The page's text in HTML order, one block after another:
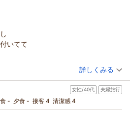
丸亀をご利用いただきまして誠に
滞在に関しまして、ご満足頂けたよ
存じます。 今後も、お客様により
指して参りますので、またお近く
テルをご利用くださいませ。また
心からお待ち申し上げております。
（返信日：2026/06/23）
いてて
で隣の音も気にならず 落ち着いて
（投稿日：2026/05/07）
婦旅行)
ジネスや観光の拠点に♪軽食＆ホットドリ
ダブル 食事なし
詳しくみる
女性/40代 夫婦旅行
- 夕食 - 接客 4 清潔感 4